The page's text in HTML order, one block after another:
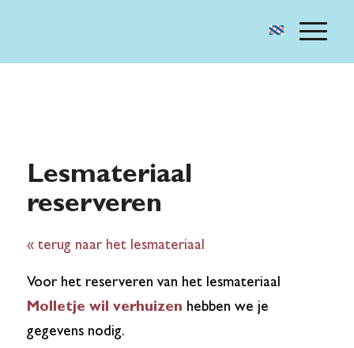
Lesmateriaal
reserveren
« terug naar het lesmateriaal
Voor het reserveren van het lesmateriaal
Molletje wil verhuizen hebben we je
gegevens nodig.